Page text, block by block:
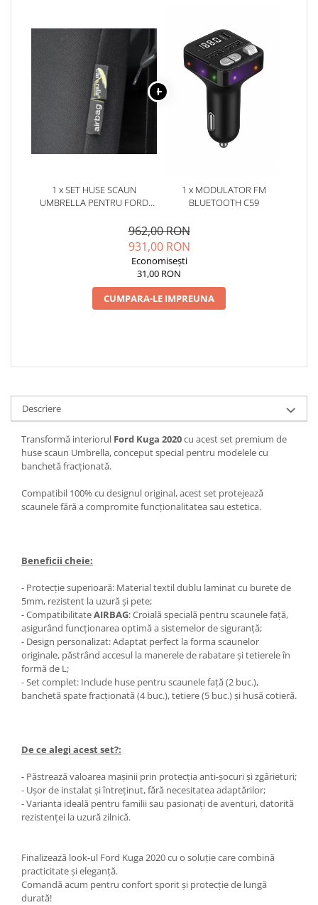
1 x SET HUSE SCAUN
UMBRELLA PENTRU FORD
1 x MODULATOR FM
BLUETOOTH C59
962,00 RON
931,00 RON
Economisești
31,00 RON
CUMPARA-LE IMPREUNA
Descriere
Transformă interiorul Ford Kuga 2020cu acest set premium de
huse scaun Umbrella, conceput special pentru modelele cu
banchetă fracționată.
Compatibil 100% cu designul original, acest set protejează
scaunele fără a compromite funcționalitatea sau estetica.
Beneficii cheie:
- Protecție superioară: Material textil dublu laminat cu burete de
5mm, rezistent la uzură și pete;
- CompatibilitateAIRBAG: Croială specială pentru scaunele față,
asigurând funcționarea optimă a sistemelor de siguranță;
- Design personalizat: Adaptat perfect la forma scaunelor
originale, păstrând accesul la manerele de rabatare și tetierele în
formă de L;
- Set complet: Include huse pentru scaunele față (2 buc.),
banchetă spate fracționată (4 buc.), tetiere (5 buc.) și husă cotieră.
De ce alegi acest set?:
- Păstrează valoarea mașinii prin protecția anti-șocuri și zgârieturi;
- Ușor de instalat și întreținut, fără necesitatea adaptărilor;
- Varianta ideală pentru familii sau pasionați de aventuri, datorită
rezistenței la uzură zilnică.
Finalizează look-ul Ford Kuga 2020 cu o soluție care combină
practicitate și eleganță.
Comandă acum pentru confort sporit și protecție de lungă
durată!